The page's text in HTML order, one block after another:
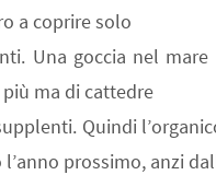
a coprire solo
Una goccia nel
ma di cattedre
Quindi
prossimo, anzi